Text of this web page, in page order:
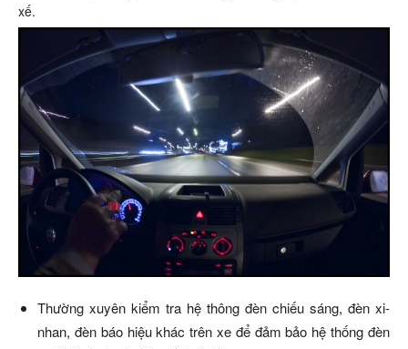
xế.
Thường xuyên kiểm tra hệ thông đèn chiếu sáng, đèn xi-
nhan, đèn báo hiệu khác trên xe để đảm bảo hệ thống đèn